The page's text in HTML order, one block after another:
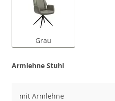
Grau
Armlehne Stuhl
mit Armlehne